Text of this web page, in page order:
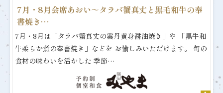
7月・8月会席あおい～タラバ蟹真丈と黒毛和牛の奉
書焼き…
7月・8月は「タラバ蟹真丈の雲丹黄身醤油焼き」や 「黒牛和
牛柔らか煮の奉書焼き」などを お愉しみいただけます。 旬の
食材の味わいを活かした 季節…